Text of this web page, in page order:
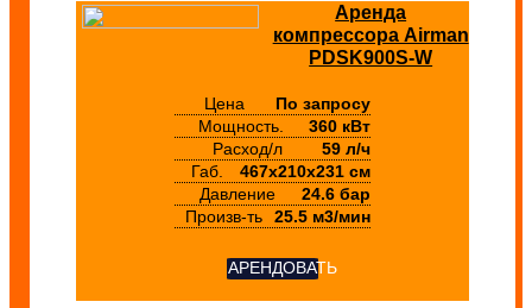
Аренда
компрессора Airman
PDSK900S-W
Цена
По запросу
Мощность.
360 кВт
Расход/л
59 л/ч
Габ.
467х210х231 см
Давление
24.6 бар
Произв-ть
25.5 м3/мин
АРЕНДОВАТЬ